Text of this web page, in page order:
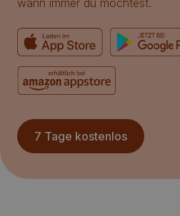
7 Tage kostenlos